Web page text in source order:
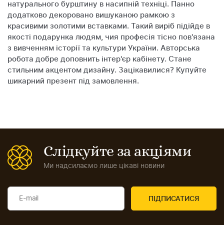
натурального бурштину в насипній техніці. Панно
додатково декоровано вишуканою рамкою з
красивими золотими вставками. Такий виріб підійде в
якості подарунка людям, чия професія тісно пов'язана
з вивченням історії та культури України. Авторська
робота добре доповнить інтер'єр кабінету. Стане
стильним акцентом дизайну. Зацікавилися? Купуйте
шикарний презент під замовлення.
Слідкуйте за акціями
Ми надсилаємо лише цікаві новини